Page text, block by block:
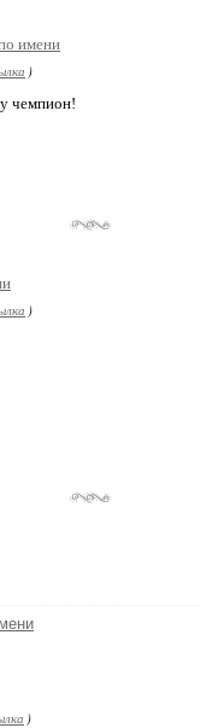
имени
)
чемпион!
)
)